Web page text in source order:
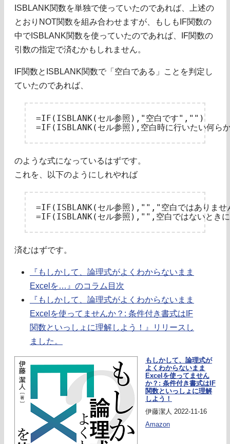
ISBLANK関数を単独で使っていたのであれば、上述の
とおりNOT関数を組み合わせますが、もしもIF関数の
中でISBLANK関数を使っていたのであれば、IF関数の
引数の指定で済むかもしれません。
IF関数とISBLANK関数で「空白である」ことを判定し
ていたのであれば、
=IF(ISBLANK(セル参照),"空白です","")
のような式になっているはずです。
これを、以下のようにしれやれば
=IF(ISBLANK(セル参照),"","空白ではありま
済むはずです。
『もしかして、論理式がよくわからないまま
Excelを…』のコラム目次
『もしかして、論理式がよくわからないまま
Excelを使ってませんか？: 条件付き書式はIF
関数といっしょに理解しよう！』リリースし
ました。
もしかして、論理式が
よくわからないまま
Excelを使ってません
か？: 条件付き書式はIF
関数といっしょに理解
しよう！
伊藤潔人 2022-11-16
Amazon